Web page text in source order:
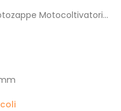
Motocoltivatori...